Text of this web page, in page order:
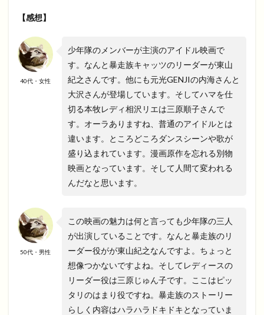
【感想】
40代・女性
少年隊のメンバーが主演のアイドル映画で
す。なんと暴走族キャッツのリーダーが東山
紀之さんです。他にも元光GENJIの内海さんと
大沢さんが登場しています。そしてハマを仕
切る本牧レディ相沢リエは三原順子さんで
す。オーラありますね、普通のアイドルとは
違います。ところどころダンスシーンや歌が
盛り込まれています。漫画原作を忘れる別物
映画となっています。そして人間て変われる
んだなと思います。
50代・男性
この映画の魅力は何と言っても少年隊の三人
が出演していることです。なんと暴走族のリ
ーダー役がが東山紀之なんですよ。ちょっと
想像つかないですよね。そしてレディースの
リーダー役は三原じゅん子です。ここはピッ
タリのはまり役ですね。暴走族のストーリー
らしく内容はハラハラドキドキとなっていま